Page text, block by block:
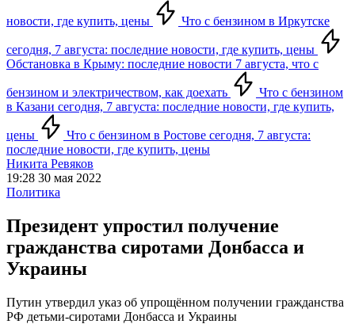
новости, где купить, цены Что с бензином в Иркутске
сегодня, 7 августа: последние новости, где купить, цены
Обстановка в Крыму: последние новости 7 августа, что с
бензином и электричеством, как доехать
Что с бензином
в Казани сегодня, 7 августа: последние новости, где купить,
цены
Что с бензином в Ростове сегодня, 7 августа:
последние новости, где купить, цены
Никита Ревяков
19:28 30 мая 2022
Политика
Президент упростил получение
гражданства сиротами Донбасса и
Украины
Путин утвердил указ об упрощённом получении гражданства
РФ детьми-сиротами Донбасса и Украины